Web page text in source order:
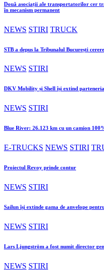
Două asociații ale transportatorilor cer
în mecanism permanent
NEWS STIRI TRUCK
STB a depus la Tribunalul București
NEWS STIRI
DKV Mobility și Shell își extind
NEWS STIRI
Blue River: 26.123 km cu un camion
E-TRUCKS NEWS STIRI
Proiectul Revoy prinde contur
NEWS STIRI
Sailun își extinde gama de anvelope
NEWS STIRI
Lars Ljungström a fost numit director
NEWS STIRI